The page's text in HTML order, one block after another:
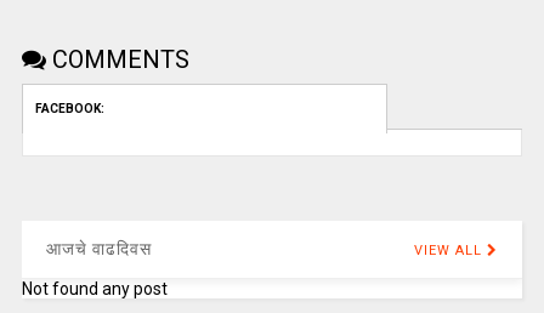
COMMENTS
FACEBOOK:
आजचे वाढदिवस VIEW ALL
Not found any post